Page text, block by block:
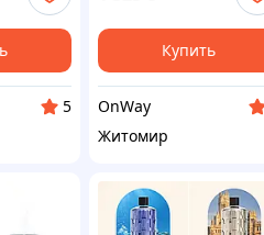
и
5
аккумуляторный без
воды зеленый
Купить
OnWay
Житомир